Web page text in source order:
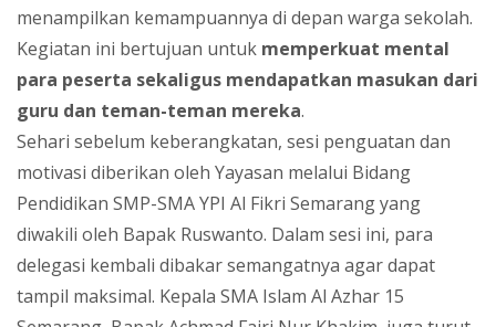
menampilkan kemampuannya di depan warga sekolah.
Kegiatan ini bertujuan untuk memperkuat mental
para peserta sekaligus mendapatkan masukan dari
guru dan teman-teman mereka.
Sehari sebelum keberangkatan, sesi penguatan dan
motivasi diberikan oleh Yayasan melalui Bidang
Pendidikan SMP-SMA YPI Al Fikri Semarang yang
diwakili oleh Bapak Ruswanto. Dalam sesi ini, para
delegasi kembali dibakar semangatnya agar dapat
tampil maksimal. Kepala SMA Islam Al Azhar 15